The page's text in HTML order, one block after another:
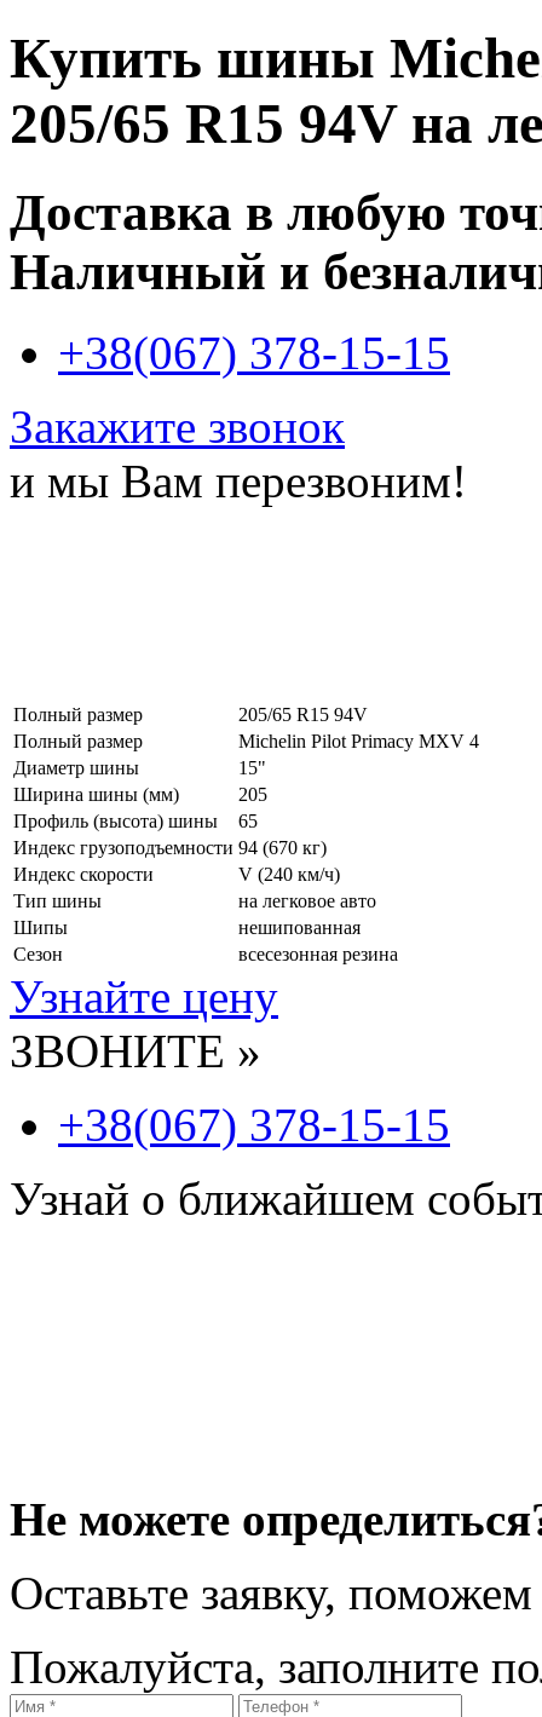
Купить шины
205/65 R15 94Vна
Доставка в любую
Наличный и
+38(067) 378-15-15
Закажите звонок
и мы Вам перезвоним!
Полный размер
205/65 R15 94V
Полный размер
Michelin Pilot Primacy MXV 4
Диаметр шины
15"
Ширина шины (мм)
205
Профиль (высота) шины
65
Индекс грузоподъемности 94 (670 кг)
Индекс скорости
V (240 км/ч)
Тип шины
на легковое авто
Шипы
нешипованная
Сезон
всесезонная резина
Узнайте цену
ЗВОНИТЕ »
+38(067) 378-15-15
Узнай о ближайшем
Не можете
Оставьте заявку,
Пожалуйста, заполните